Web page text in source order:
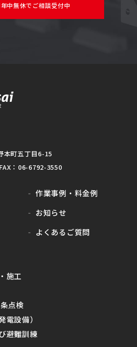
中無休でご相談受付中
本町五丁目6-15
：06-6792-3550
作業事例・料金例
お知らせ
よくあるご質問
施工
点検
電設備）
避難訓練